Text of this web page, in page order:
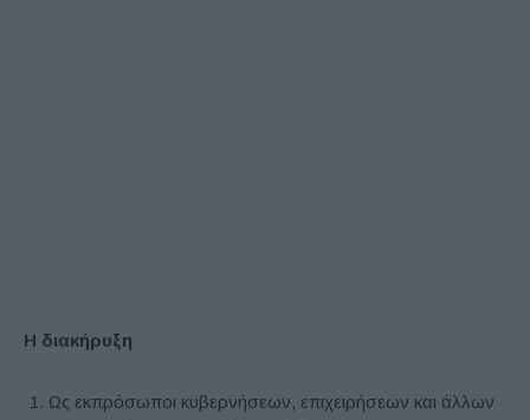
Η διακήρυξη
Ως εκπρόσωποι κυβερνήσεων, επιχειρήσεων και άλλων